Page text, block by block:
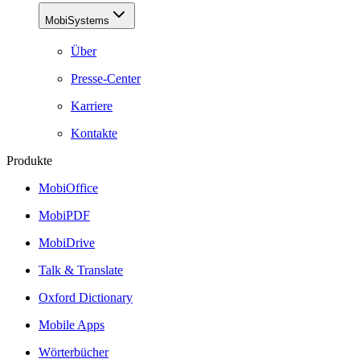
MobiSystems
Über
Presse-Center
Karriere
Kontakte
Produkte
MobiOffice
MobiPDF
MobiDrive
Talk & Translate
Oxford Dictionary
Mobile Apps
Wörterbücher